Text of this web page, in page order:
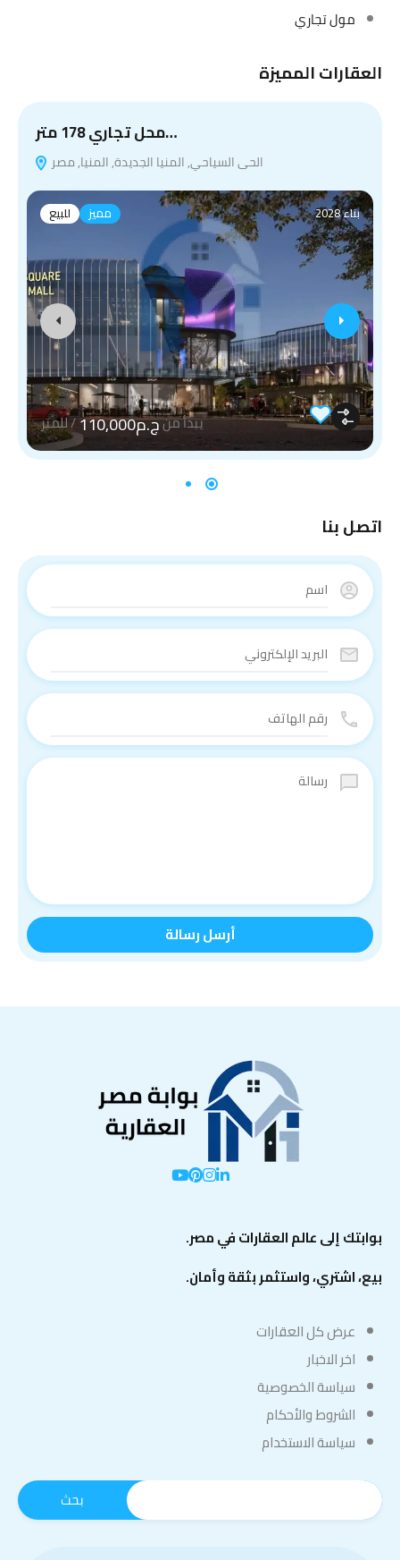
مول تجاري
العقارات المميزة
محل تجاري 178 متر…
الحى السياحي, المنيا الجديدة, المنيا, مصر
للبيع مميز بناء 2028
يبدأ منج.م110,000 /للمتر
اتصل بنا
بوابتك إلى عالم العقارات في مصر.
بيع، اشتري، واستثمر بثقة وأمان.
عرض كل العقارات
اخر الاخبار
سياسة الخصوصية
الشروط والأحكام
سياسة الاستخدام